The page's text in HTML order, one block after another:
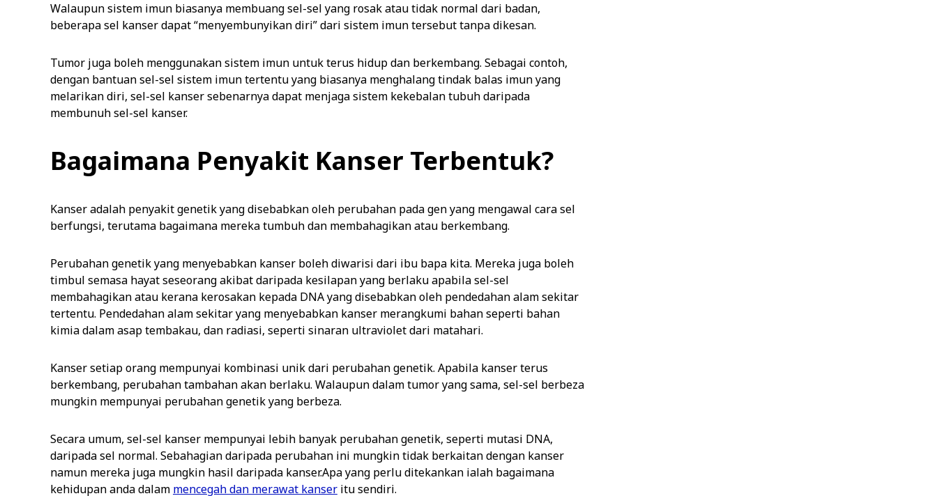
Walaupun sistem imun biasanya membuang sel-sel yang rosak atau tidak normal dari badan,
beberapa sel kanser dapat “menyembunyikan diri” dari sistem imun tersebut tanpa dikesan.
Tumor juga boleh menggunakan sistem imun untuk terus hidup dan berkembang. Sebagai contoh,
dengan bantuan sel-sel sistem imun tertentu yang biasanya menghalang tindak balas imun yang
melarikan diri, sel-sel kanser sebenarnya dapat menjaga sistem kekebalan tubuh daripada
membunuh sel-sel kanser.
Bagaimana Penyakit Kanser Terbentuk?
Kanser adalah penyakit genetik yang disebabkan oleh perubahan pada gen yang mengawal cara sel
berfungsi, terutama bagaimana mereka tumbuh dan membahagikan atau berkembang.
Perubahan genetik yang menyebabkan kanser boleh diwarisi dari ibu bapa kita. Mereka juga boleh
timbul semasa hayat seseorang akibat daripada kesilapan yang berlaku apabila sel-sel
membahagikan atau kerana kerosakan kepada DNA yang disebabkan oleh pendedahan alam sekitar
tertentu. Pendedahan alam sekitar yang menyebabkan kanser merangkumi bahan seperti bahan
kimia dalam asap tembakau, dan radiasi, seperti sinaran ultraviolet dari matahari.
Kanser setiap orang mempunyai kombinasi unik dari perubahan genetik. Apabila kanser terus
berkembang, perubahan tambahan akan berlaku. Walaupun dalam tumor yang sama, sel-sel berbeza
mungkin mempunyai perubahan genetik yang berbeza.
Secara umum, sel-sel kanser mempunyai lebih banyak perubahan genetik, seperti mutasi DNA,
daripada sel normal. Sebahagian daripada perubahan ini mungkin tidak berkaitan dengan kanser
namun mereka juga mungkin hasil daripada kanser.Apa yang perlu ditekankan ialah bagaimana
kehidupan anda dalam mencegah dan merawat kanser itu sendiri.